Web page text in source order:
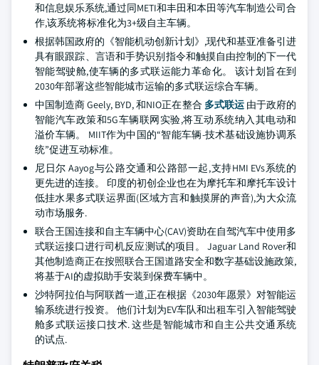
和信息娱乐系统,通过同METI和丰田和本田等汽车制造公司合
作,该系统将标准化为3+级自主车辆。
根据韩国政府的《智能机动创新计划》,现代和基亚准备引进
具有眼跟踪、言语和手势识别指令和触摸自由控制的下一代
智能驾驶舱,使车辆的多式联运能力革命化。 该计划旨在到
2030年部署这些智能城市运输的多式联运综合车辆。
中国制造商 Geely, BYD, 和NIO正在整合 多式联运由于政府的
智能汽车政策和5G车辆联网实验,将互动系统纳入其电动和
溢价车辆。 MIIT作为中国的“智能车辆-技术基础设施协调系
统”促进互动标准。
尼日尔 Aayog与公路交通和公路部一起,支持HMI EVs系统的
更先进的连接。 印度的初创企业也在为摩托车和摩托车设计
低挂水果多式联运界面(区域方言和触摸屏的声音),为大众流
动市场服务.
联合王国连接和自主车辆中心(CAV)资助在自驾汽车中使用多
式联运接口进行司机反应测试的项目。 Jaguar Land Rover和
其他制造商正在按照联合王国道路安全和数字基础设施政策,
将基于AI的虚拟助手安装到保费车辆中。
沙特阿拉伯与阿联酋一道,正在根据《2030年愿景》对智能运
输系统进行投资。 他们计划为EV车队和出租车引入智能驾驶
舱多式联运接口技术. 这些是智能城市和自主公共交通系统
的试点.